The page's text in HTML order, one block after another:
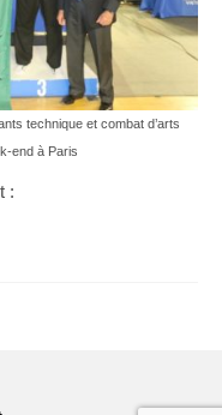
technique et combat d’arts
end à Paris
: